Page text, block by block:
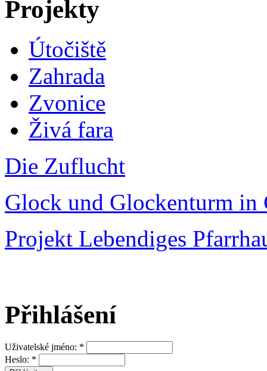
Projekty
Útočiště
Zahrada
Zvonice
Živá fara
Die Zuflucht
Glock und Glockenturm in
Projekt Lebendiges
Přihlášení
Uživatelské jméno: *
Heslo: *